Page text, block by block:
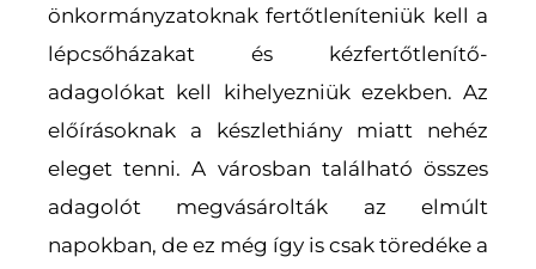
önkormányzatoknak fertőtleníteniük kell a
lépcsőházakat és kézfertőtlenítő-
adagolókat kell kihelyezniük ezekben. Az
előírásoknak a készlethiány miatt nehéz
eleget tenni. A városban található összes
adagolót megvásárolták az elmúlt
napokban, de ez még így is csak töredéke a